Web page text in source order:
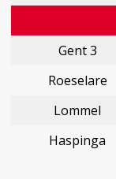
Gent 3
Roeselare
Lommel
Haspinga